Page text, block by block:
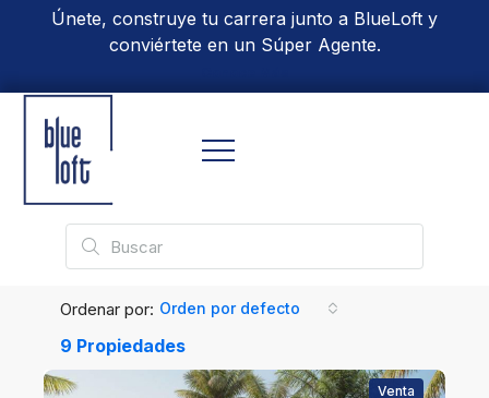
Únete, construye tu carrera junto a BlueLoft y
conviértete en un Súper Agente.
9 Propiedades
Ordenar por: Orden por defecto
Venta